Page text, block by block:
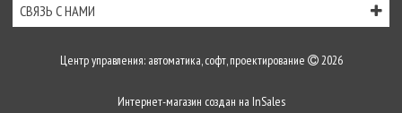
СВЯЗЬ С НАМИ
Центр управления: автоматика, софт, проектирование 2026
Интернет-магазин создан на InSales